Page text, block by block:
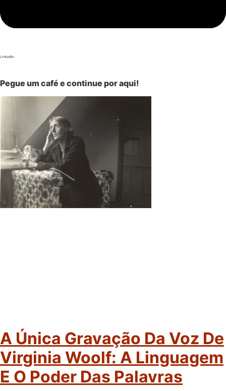
LinkedIn
Pegue um café e continue por aqui!
A Única Gravação Da Voz De
Virginia Woolf: A Linguagem
E O Poder Das Palavras